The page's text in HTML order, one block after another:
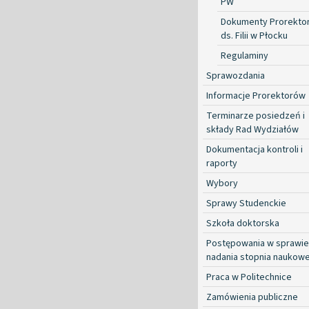
Dokumenty
ds. Filii w Płocku
Regulaminy
Sprawozdania
Informacje Prorektorów
Terminarze posiedzeń i
składy Rad Wydziałów
Dokumentacja kontroli i
raporty
Wybory
Sprawy Studenckie
Szkoła doktorska
Postępowania w sprawie
nadania stopnia
Praca w Politechnice
Zamówienia publiczne